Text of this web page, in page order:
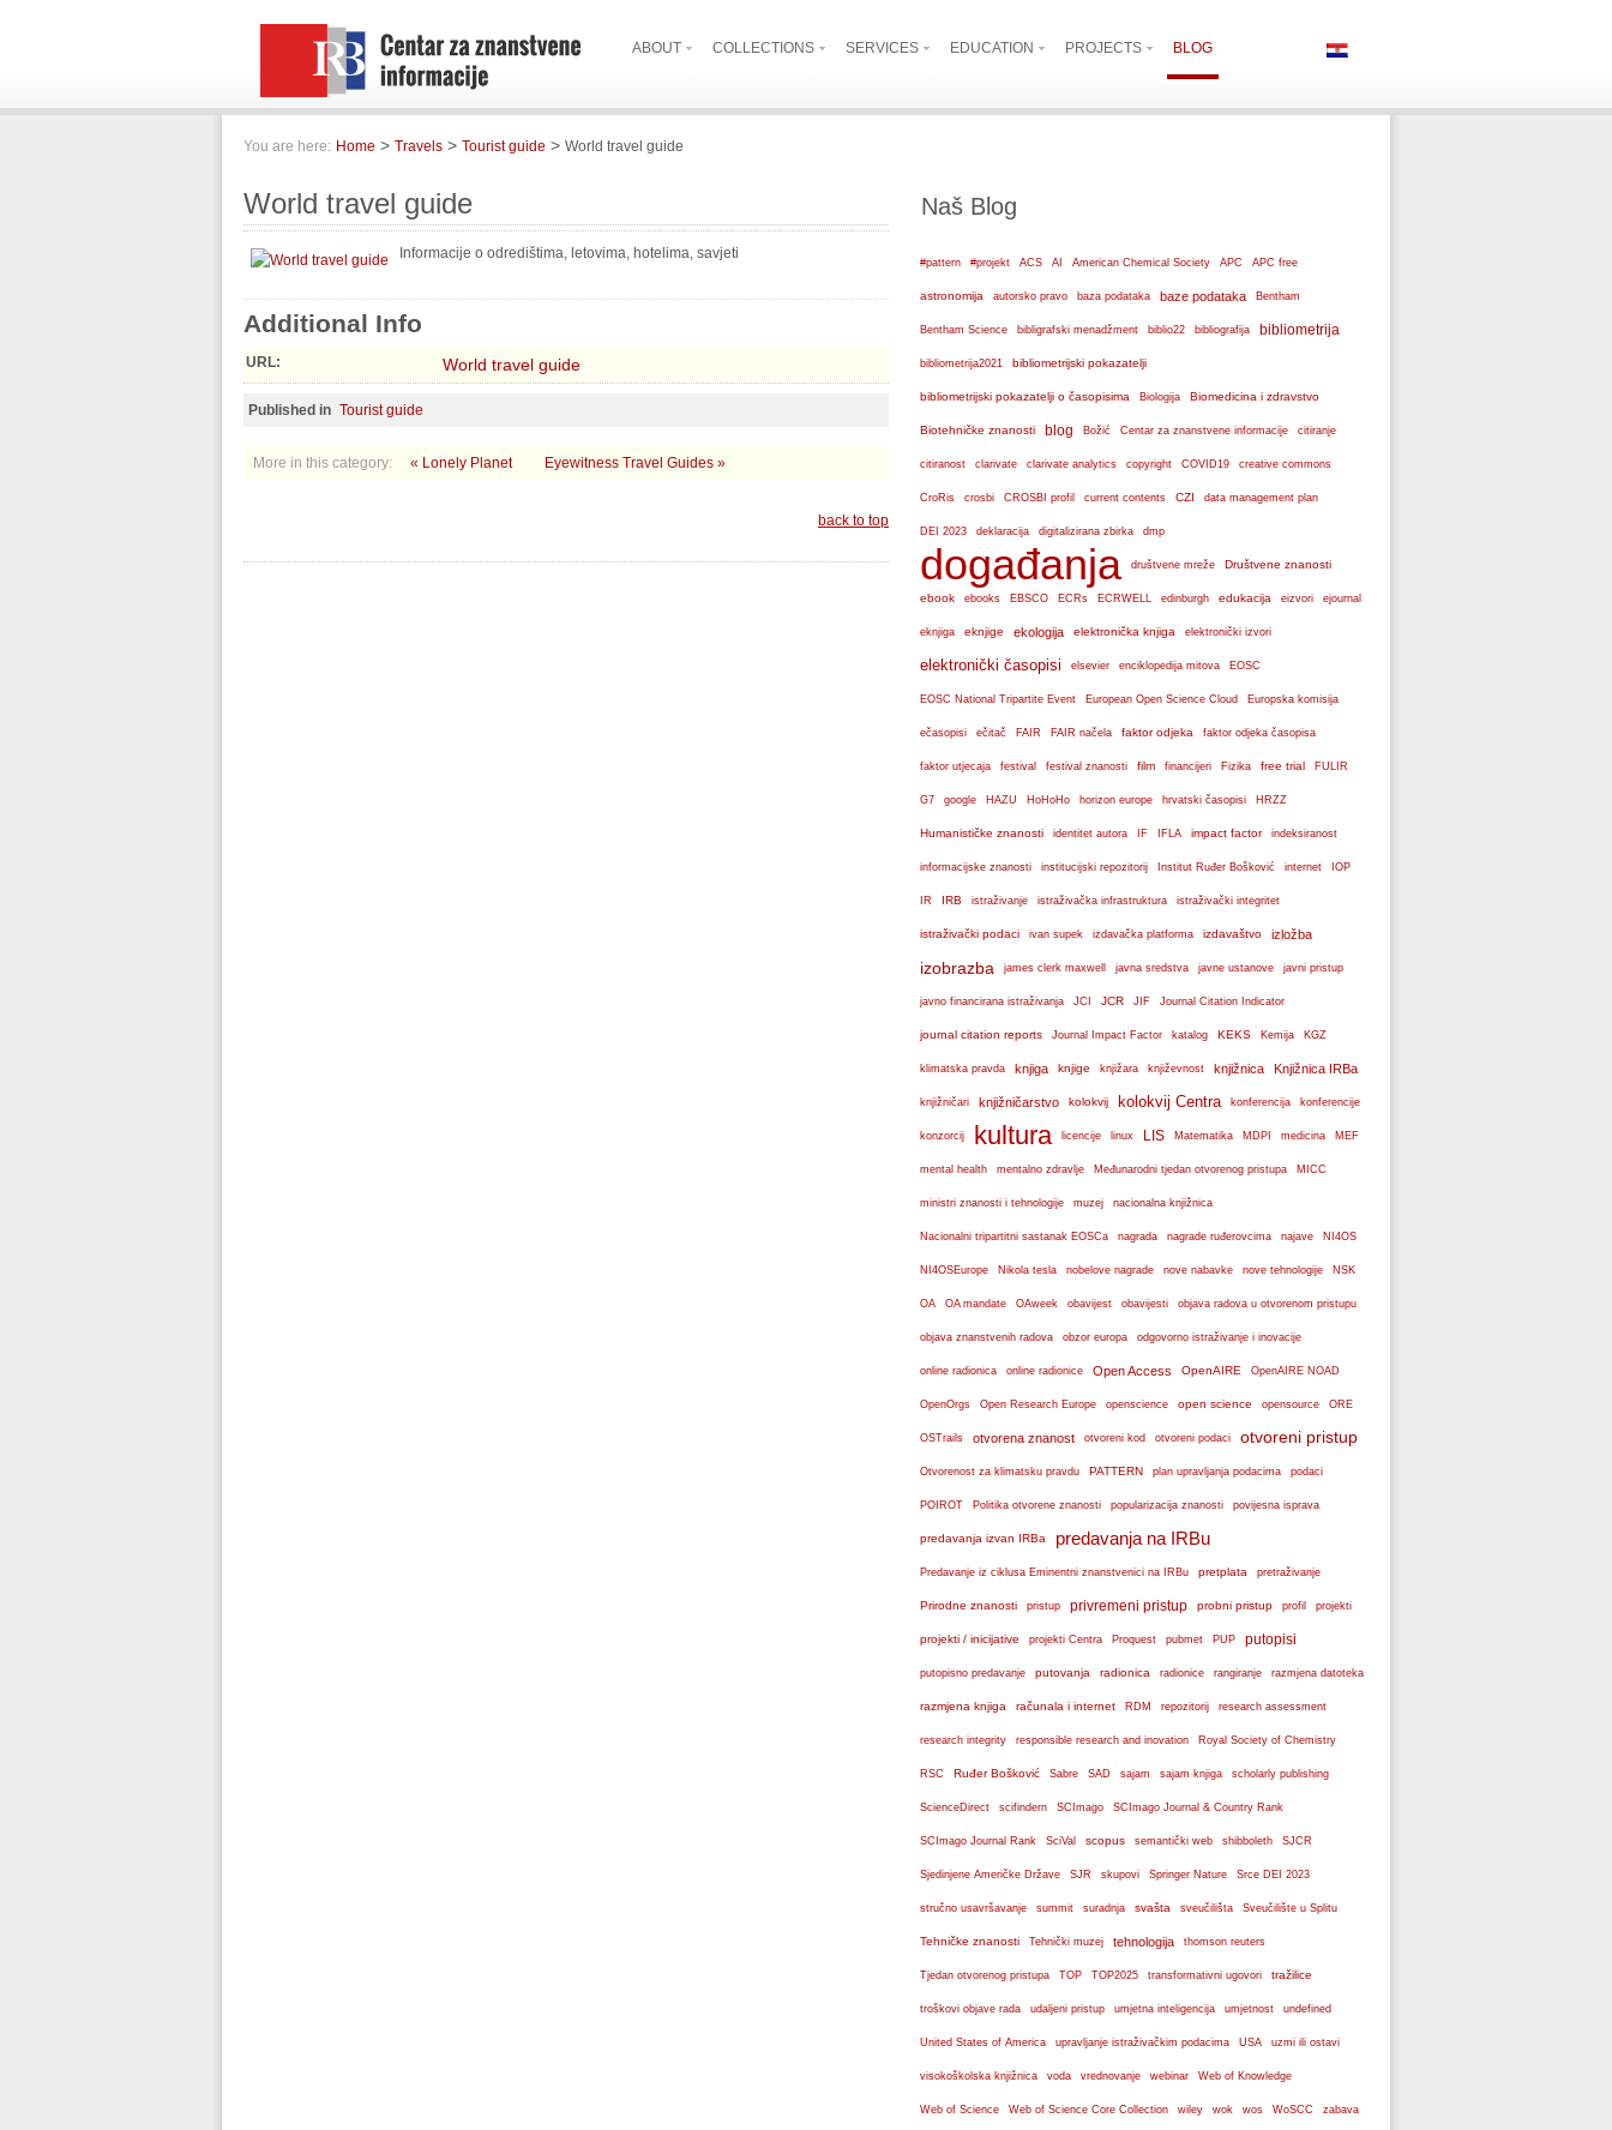
ABOUT COLLECTIONS SERVICES EDUCATION PROJECTS BLOG
You are here: Home > Travels > Tourist guide > World travel guide
World travel guide
Informacije o odredištima, letovima, hotelima, savjeti
Additional Info
URL: World travel guide
Published in Tourist guide
More in this category: « Lonely Planet Eyewitness Travel Guides »
back to top
Naš Blog
#pattern #projekt ACS AI American Chemical Society APC APC free
astronomija autorsko pravo baza podataka baze podataka Bentham
Bentham Science bibligrafski menadžment biblio22 bibliografija bibliometrija
bibliometrija2021 bibliometrijski pokazatelji
bibliometrijski pokazatelji o časopisima Biologija Biomedicina i zdravstvo
Biotehničke znanosti blog Božić Centar za znanstvene informacije citiranje
citiranost clarivate clarivate analytics copyright COVID19 creative commons
CroRis crosbi CROSBI profil current contents CZI data management plan
DEI 2023 deklaracija digitalizirana zbirka dmp
događanja društvene mreže Društvene znanosti
ebook ebooks EBSCO ECRs ECRWELL edinburgh edukacija eizvori ejournal
eknjiga eknjige ekologija elektronička knjiga elektronički izvori
elektronički časopisi elsevier enciklopedija mitova EOSC
EOSC National Tripartite Event European Open Science Cloud Europska komisija
ečasopisi ečitač FAIR FAIR načela faktor odjeka faktor odjeka časopisa
faktor utjecaja festival festival znanosti film financijeri Fizika free trial FULIR
G7 google HAZU HoHoHo horizon europe hrvatski časopisi HRZZ
Humanističke znanosti identitet autora IF IFLA impact factor indeksiranost
informacijske znanosti institucijski repozitorij Institut Ruđer Bošković internet IOP
IR IRB istraživanje istraživačka infrastruktura istraživački integritet
istraživački podaci ivan supek izdavačka platforma izdavaštvo izložba
izobrazba james clerk maxwell javna sredstva javne ustanove javni pristup
javno financirana istraživanja JCI JCR JIF Journal Citation Indicator
journal citation reports Journal Impact Factor katalog KEKS Kemija KGZ
klimatska pravda knjiga knjige knjižara književnost knjižnica Knjižnica IRBa
knjižničari knjižničarstvo kolokvij kolokvij Centra konferencija konferencije
konzorcij kultura licencije linux LIS Matematika MDPI medicina MEF
mental health mentalno zdravlje Međunarodni tjedan otvorenog pristupa MICC
ministri znanosti i tehnologije muzej nacionalna knjižnica
Nacionalni tripartitni sastanak EOSCa nagrada nagrade ruđerovcima najave NI4OS
NI4OSEurope Nikola tesla nobelove nagrade nove nabavke nove tehnologije NSK
OA OA mandate OAweek obavijest obavijesti objava radova u otvorenom pristupu
objava znanstvenih radova obzor europa odgovorno istraživanje i inovacije
online radionica online radionice Open Access OpenAIRE OpenAIRE NOAD
OpenOrgs Open Research Europe openscience open science opensource ORE
OSTrails otvorena znanost otvoreni kod otvoreni podaci otvoreni pristup
Otvorenost za klimatsku pravdu PATTERN plan upravljanja podacima podaci
POIROT Politika otvorene znanosti popularizacija znanosti povijesna isprava
predavanja izvan IRBa predavanja na IRBu
Predavanje iz ciklusa Eminentni znanstvenici na IRBu pretplata pretraživanje
Prirodne znanosti pristup privremeni pristup probni pristup profil projekti
projekti / inicijative projekti Centra Proquest pubmet PUP putopisi
putopisno predavanje putovanja radionica radionice rangiranje razmjena datoteka
razmjena knjiga računala i internet RDM repozitorij research assessment
research integrity responsible research and inovation Royal Society of Chemistry
RSC Ruđer Bošković Sabre SAD sajam sajam knjiga scholarly publishing
ScienceDirect scifindern SCImago SCImago Journal & Country Rank
SCImago Journal Rank SciVal scopus semantički web shibboleth SJCR
Sjedinjene Američke Države SJR skupovi Springer Nature Srce DEI 2023
stručno usavršavanje summit suradnja svašta sveučilišta Sveučilište u Splitu
Tehničke znanosti Tehnički muzej tehnologija thomson reuters
Tjedan otvorenog pristupa TOP TOP2025 transformativni ugovori tražilice
troškovi objave rada udaljeni pristup umjetna inteligencija umjetnost undefined
United States of America upravljanje istraživačkim podacima USA uzmi ili ostavi
visokoškolska knjižnica voda vrednovanje webinar Web of Knowledge
Web of Science Web of Science Core Collection wiley wok wos WoSCC zabava